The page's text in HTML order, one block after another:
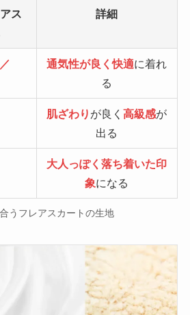
ス
詳細
通気性が良く快適に着れ
る
肌ざわり が良く高級感が
出る
大人っぽく落ち着いた印
象になる
うフレアスカートの生地